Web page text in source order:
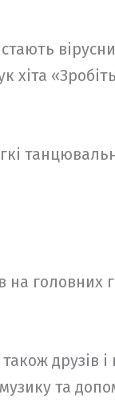
хіта
на головних
друзів
та